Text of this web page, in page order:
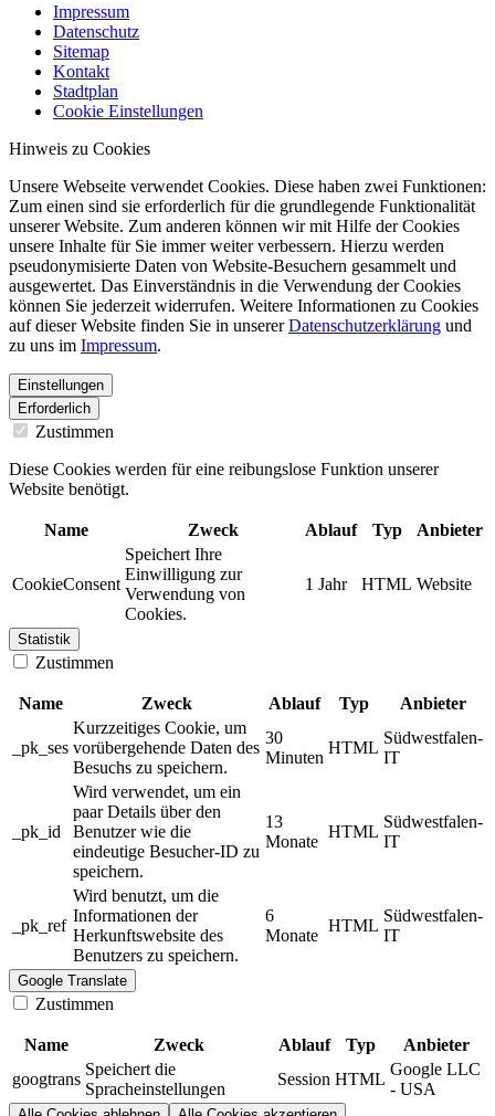
Impressum
Datenschutz
Sitemap
Kontakt
Stadtplan
Cookie Einstellungen
Hinweis zu Cookies
Unsere Webseite verwendet Cookies. Diese haben zwei Funktionen:
Zum einen sind sie erforderlich für die grundlegende Funktionalität
unserer Website. Zum anderen können wir mit Hilfe der Cookies
unsere Inhalte für Sie immer weiter verbessern. Hierzu werden
pseudonymisierte Daten von Website-Besuchern gesammelt und
ausgewertet. Das Einverständnis in die Verwendung der Cookies
können Sie jederzeit widerrufen. Weitere Informationen zu Cookies
auf dieser Website finden Sie in unsererDatenschutzerklärung und
zu uns im Impressum.
Einstellungen
Erforderlich
Zustimmen
Diese Cookies werden für eine reibungslose Funktion unserer
Website benötigt.
Name Zweck Ablauf Typ Anbieter
CookieConsent
Speichert Ihre
Einwilligung zur
Verwendung von
Cookies.
1 Jahr HTML Website
Statistik
Zustimmen
Name Zweck Ablauf Typ Anbieter
_pk_ses
Kurzzeitiges Cookie, um
vorübergehende Daten des
Besuchs zu speichern.
30
Minuten
HTML
Südwestfalen-
IT
_pk_id
Wird verwendet, um ein
paar Details über den
Benutzer wie die
eindeutige Besucher-ID zu
speichern.
13
Monate
HTML
Südwestfalen-
IT
_pk_ref
Wird benutzt, um die
Informationen der
Herkunftswebsite des
Benutzers zu speichern.
6
Monate
HTML
Südwestfalen-
IT
Google Translate
Zustimmen
Name Zweck Ablauf Typ
Anbieter
googtrans
Speichert die
Spracheinstellungen
Session HTML
Google LLC
- USA